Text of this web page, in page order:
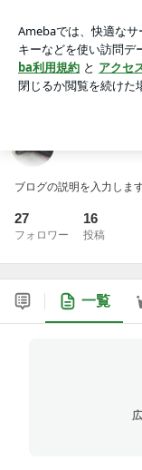
アプリをダウンロー
ょう。
ブログの説明を入力します
27
フォロワー
16
投稿
一覧